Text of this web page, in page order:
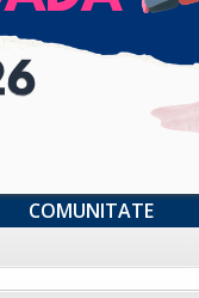
COMUNITATE